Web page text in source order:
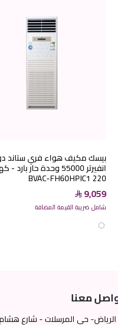
بيسك مكيف هواء فري ستاند
انفيرتر 55000 وحدة حار
220 BVAC-FH60HPIC1
9,059
شامل ضريبة القيمة المضافة
معنا
الرياض- حي المرسلات - شارع